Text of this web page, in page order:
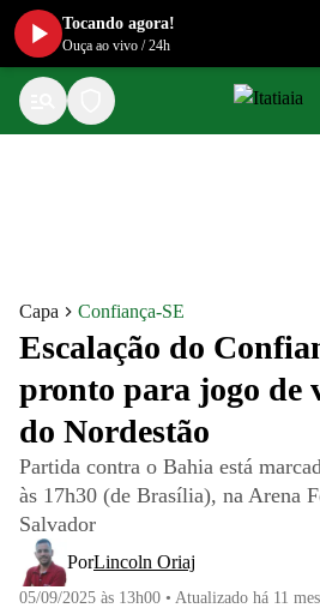
Capa Confiança-SE
Escalação do
pronto para jogo de
do Nordestão
Partida contra o Bahia está
às 17h30 (de Brasília), na Arena
Salvador
PorLincoln Oriaj
05/09/2025 às 13h00 • Atualizado há 11
Tocando agora!
Ouça ao vivo /24h